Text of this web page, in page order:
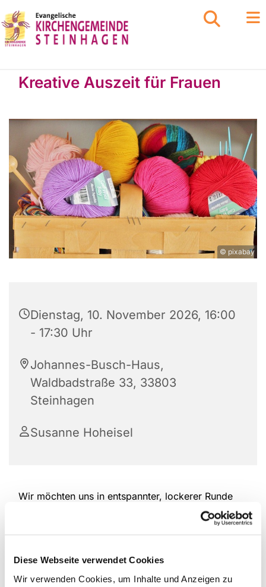
Diese Webseite verwendet Cookies
Wir verwenden Cookies, um Inhalte und Anzeigen zu
Kreative Auszeit für Frauen
© pixabay
Dienstag, 10. November 2026, 16:00
- 17:30 Uhr
Johannes-Busch-Haus,
Waldbadstraße 33, 33803
Steinhagen
Susanne Hoheisel
Wir möchten uns in entspannter, lockerer Runde
treffen. Dabei wird jede anderes kreativ mit
Stricken, Handarbeiten, Tipps austauschen und wir
kommen über Gott und die Welt ins Gespräch.
Dienstags in den geraden Wochen von 16:00 bis
17:30 Uhr